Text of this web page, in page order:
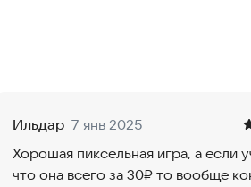
настроения.
Ильдар 7 янв 2025
Хорошая пиксельная игра, а если
что она всего за 30₽ то вообще